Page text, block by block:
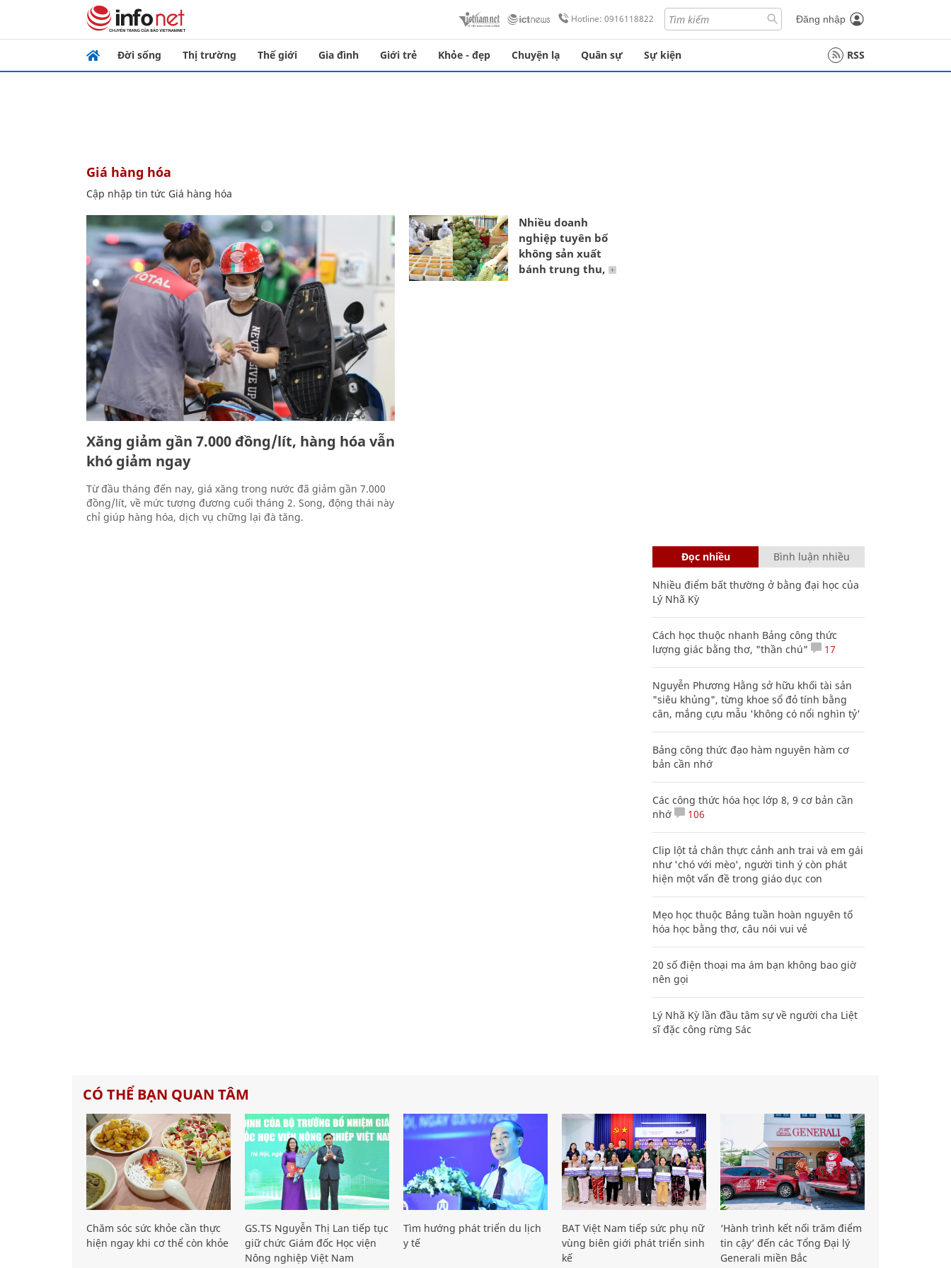
Hotline: 0916118822 Đăng nhập
Đời sống Thị trường Thế giới Gia đình Giới trẻ Khỏe - đẹp Chuyện lạ Quân sự Sự kiện RSS
Giá hàng hóa
Cập nhập tin tức Giá hàng hóa
Xăng giảm gần 7.000 đồng/lít, hàng hóa vẫn
khó giảm ngay
Từ đầu tháng đến nay, giá xăng trong nước đã giảm gần 7.000
đồng/lít, về mức tương đương cuối tháng 2. Song, động thái này
chỉ giúp hàng hóa, dịch vụ chững lại đà tăng.
Nhiều doanh
nghiệp tuyên bố
không sản xuất
bánh trung thu,
Đọc nhiều Bình luận nhiều
Nhiều điểm bất thường ở bằng đại học của
Lý Nhã Kỳ
Cách học thuộc nhanh Bảng công thức
lượng giác bằng thơ, "thần chú"
17
Nguyễn Phương Hằng sở hữu khối tài sản
"siêu khủng", từng khoe sổ đỏ tính bằng
cân, mắng cựu mẫu 'không có nổi nghìn tỷ'
Bảng công thức đạo hàm nguyên hàm cơ
bản cần nhớ
Các công thức hóa học lớp 8, 9 cơ bản cần
nhớ
106
Clip lột tả chân thực cảnh anh trai và em gái
như 'chó với mèo', người tinh ý còn phát
hiện một vấn đề trong giáo dục con
Mẹo học thuộc Bảng tuần hoàn nguyên tố
hóa học bằng thơ, câu nói vui vẻ
20 số điện thoại ma ám bạn không bao giờ
nên gọi
Lý Nhã Kỳ lần đầu tâm sự về người cha Liệt
sĩ đặc công rừng Sác
CÓ THỂ BẠN QUAN TÂM
Chăm sóc sức khỏe cần thực
hiện ngay khi cơ thể còn khỏe
GS.TS Nguyễn Thị Lan tiếp tục
giữ chức Giám đốc Học viện
Nông nghiệp Việt Nam
Tìm hướng phát triển du lịch
y tế
BAT Việt Nam tiếp sức phụ nữ
vùng biên giới phát triển sinh
kế
‘Hành trình kết nối trăm điểm
tin cậy’ đến các Tổng Đại lý
Generali miền Bắc